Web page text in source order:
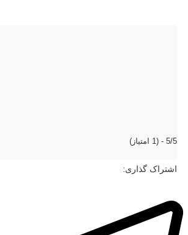
5/5 - (1 امتیاز)
اشتراک گذاری: